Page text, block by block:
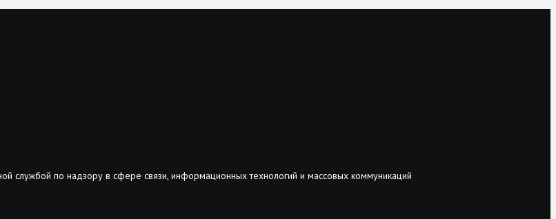
по надзору в сфере связи, информационных технологий и массовых коммуникаций